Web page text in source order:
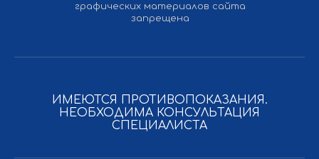
графических материалов сайта
запрещена
ИМЕЮТСЯ ПРОТИВОПОКАЗАНИЯ.
НЕОБХОДИМА КОНСУЛЬТАЦИЯ
СПЕЦИАЛИСТА